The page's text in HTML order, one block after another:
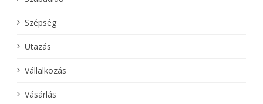
Szépség
Utazás
Vállalkozás
Vásárlás